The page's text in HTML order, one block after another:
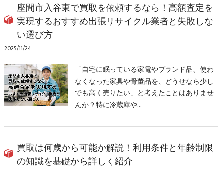
座間市入谷東で買取を依頼するなら！高額査定を
実現するおすすめ出張リサイクル業者と失敗しな
い選び方
2025/11/24
「自宅に眠っている家電やブランド品、使わ
なくなった家具や骨董品を、どうせなら少し
でも高く売りたい」と考えたことはありませ
んか？特に冷蔵庫や…
買取は何歳から可能か解説！利用条件と年齢制限
の知識を基礎から詳しく紹介